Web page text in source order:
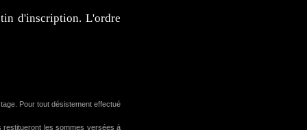
d'inscription. L'ordre
Pour tout désistement effectué
restitueront les sommes versées à